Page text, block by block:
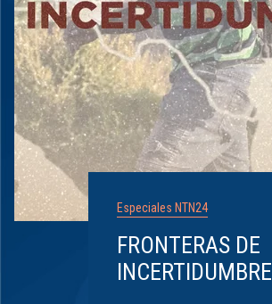
Especiales NTN24
FRONTERAS DE
INCERTIDUMBRE